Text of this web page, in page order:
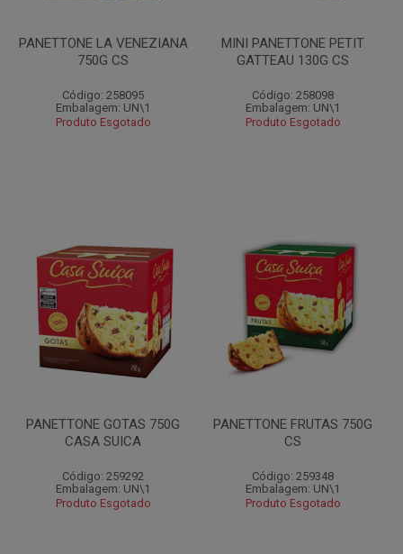
PANETTONE LA VENEZIANA
750G CS
Código: 258095
Embalagem: UN\1
Produto Esgotado
MINI PANETTONE PETIT
GATTEAU 130G CS
Código: 258098
Embalagem: UN\1
Produto Esgotado
PANETTONE GOTAS 750G
CASA SUICA
Código: 259292
Embalagem: UN\1
Produto Esgotado
PANETTONE FRUTAS 750G
CS
Código: 259348
Embalagem: UN\1
Produto Esgotado